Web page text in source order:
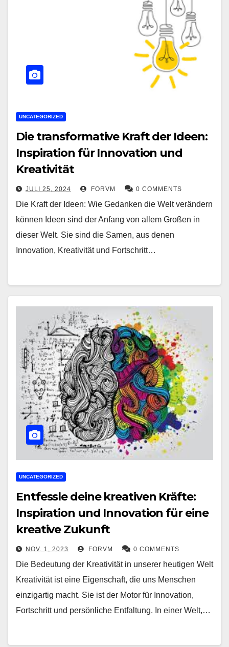
UNCATEGORIZED
Die transformative Kraft der Ideen:
Inspiration für Innovation und
Kreativität
JULI 25, 2024 FORVM 0 COMMENTS
Die Kraft der Ideen: Wie Gedanken die Welt verändern
können Ideen sind der Anfang von allem Großen in
dieser Welt. Sie sind die Samen, aus denen
Innovation, Kreativität und Fortschritt…
UNCATEGORIZED
Entfessle deine kreativen Kräfte:
Inspiration und Innovation für eine
kreative Zukunft
NOV. 1, 2023 FORVM 0 COMMENTS
Die Bedeutung der Kreativität in unserer heutigen Welt
Kreativität ist eine Eigenschaft, die uns Menschen
einzigartig macht. Sie ist der Motor für Innovation,
Fortschritt und persönliche Entfaltung. In einer Welt,…